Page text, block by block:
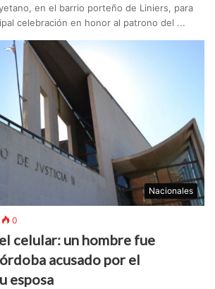
en el barrio porteño de Liniers, para
celebración en honor al patrono del ...
Nacionales
0
celular: un hombre fue
acusado por el
esposa